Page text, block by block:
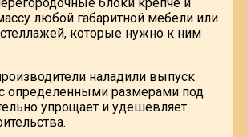
любой габаритной мебели или
которые нужно к ним
наладили выпуск
определенными размерами под
упрощает и удешевляет